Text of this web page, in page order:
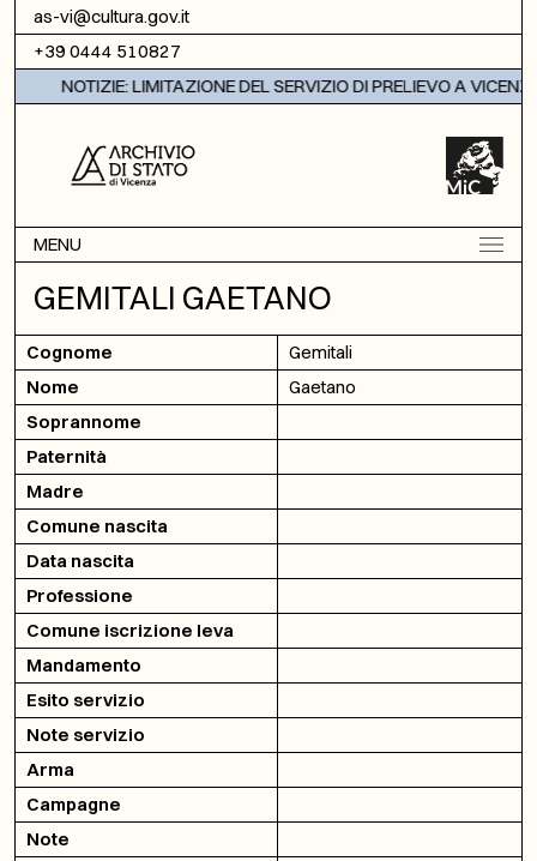
Vai al contenuto
as-vi@cultura.gov.it
+39 0444 510827
NOTIZIE: LIMITAZIONE DEL SERVIZIO DI PRELIEVO A VICENZA
MENU
GEMITALI GAETANO
Cognome
Gemitali
Nome
Gaetano
Soprannome
Paternità
Madre
Comune nascita
Data nascita
Professione
Comune iscrizione leva
Mandamento
Esito servizio
Note servizio
Arma
Campagne
Note